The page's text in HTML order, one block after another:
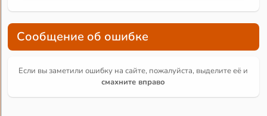
Сообщение об ошибке
Если вы заметили ошибку на сайте, пожалуйста, выделите её и
смахните вправо